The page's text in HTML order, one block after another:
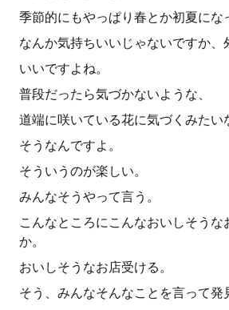
季節的にもやっぱり春とか初夏にな
なんか気持ちいいじゃないですか、
いいですよね。
普段だったら気づかないような、
道端に咲いている花に気づくみたい
そうなんですよ。
そういうのが楽しい。
みんなそうやって言う。
こんなところにこんなおいしそうな
か。
おいしそうなお店受ける。
そう、みんなそんなことを言って発